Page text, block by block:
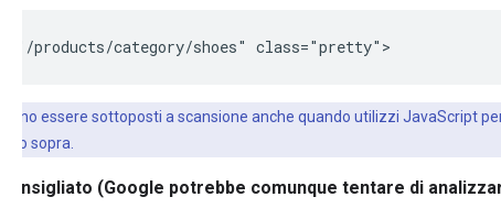
products/category/shoes" class="pretty">
essere sottoposti a scansione anche quando utilizzi JavaScript
sopra.
Sconsigliato (Google potrebbe comunque tentare di